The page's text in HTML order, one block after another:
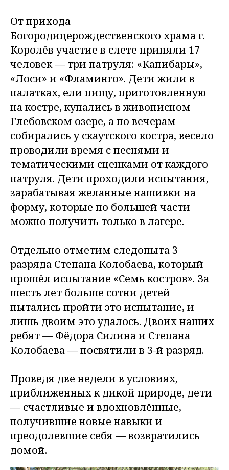
От прихода
Богородицерождественского храма г.
Королёв участие в слете приняли 17
человек — три патруля: «Капибары»,
«Лоси» и «Фламинго». Дети жили в
палатках, ели пищу, приготовленную
на костре, купались в живописном
Глебовском озере, а по вечерам
собирались у скаутского костра, весело
проводили время с песнями и
тематическими сценками от каждого
патруля. Дети проходили испытания,
зарабатывая желанные нашивки на
форму, которые по большей части
можно получить только в лагере.
Отдельно отметим следопыта 3
разряда Степана Колобаева, который
прошёл испытание «Семь костров». За
шесть лет больше сотни детей
пытались пройти это испытание, и
лишь двоим это удалось. Двоих наших
ребят — Фёдора Силина и Степана
Колобаева — посвятили в 3-й разряд.
Проведя две недели в условиях,
приближенных к дикой природе, дети
— счастливые и вдохновлённые,
получившие новые навыки и
преодолевшие себя — возвратились
домой.